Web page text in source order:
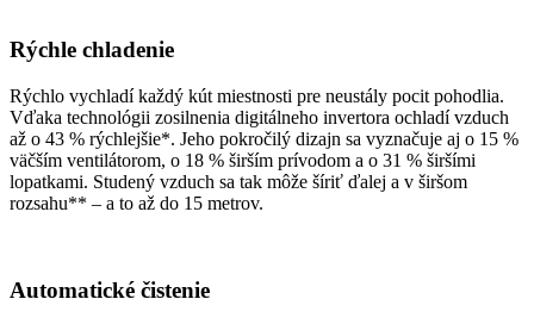
Rýchle chladenie
Rýchlo vychladí každý kút miestnosti pre neustály pocit pohodlia.
Vďaka technológii zosilnenia digitálneho invertora ochladí vzduch
až o 43 % rýchlejšie*. Jeho pokročilý dizajn sa vyznačuje aj o 15 %
väčším ventilátorom, o 18 % širším prívodom a o 31 % širšími
lopatkami. Studený vzduch sa tak môže šíriť ďalej a v širšom
rozsahu** – a to až do 15 metrov.
Automatické čistenie